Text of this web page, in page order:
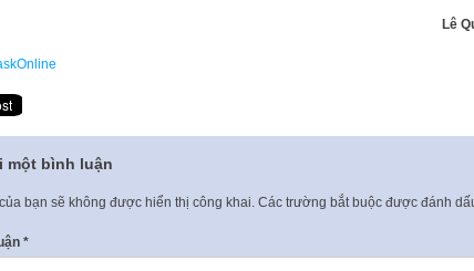
Lê
một bình luận
bạn sẽ không được hiển thị công khai. Các trường bắt buộc được đánh
*